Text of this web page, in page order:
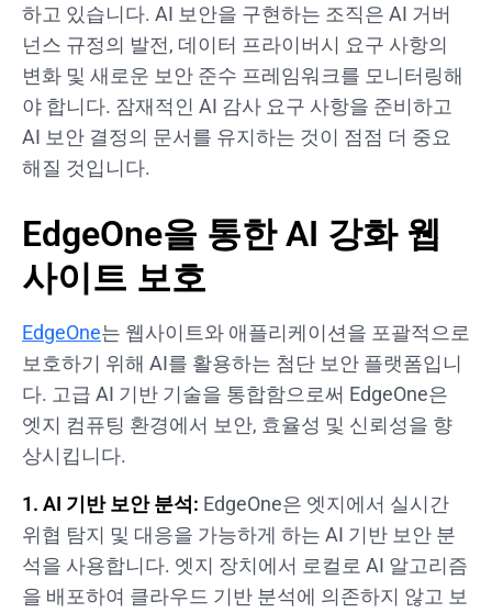
하고 있습니다. AI 보안을 구현하는 조직은 AI 거버
넌스 규정의 발전, 데이터 프라이버시 요구 사항의
변화 및 새로운 보안 준수 프레임워크를 모니터링해
야 합니다. 잠재적인 AI 감사 요구 사항을 준비하고
AI 보안 결정의 문서를 유지하는 것이 점점 더 중요
해질 것입니다.
EdgeOne을 통한 AI 강화 웹
사이트 보호
EdgeOne는 웹사이트와 애플리케이션을 포괄적으로
보호하기 위해 AI를 활용하는 첨단 보안 플랫폼입니
다. 고급 AI 기반 기술을 통합함으로써 EdgeOne은
엣지 컴퓨팅 환경에서 보안, 효율성 및 신뢰성을 향
상시킵니다.
1. AI 기반 보안 분석: EdgeOne은 엣지에서 실시간
위협 탐지 및 대응을 가능하게 하는 AI 기반 보안 분
석을 사용합니다. 엣지 장치에서 로컬로 AI 알고리즘
을 배포하여 클라우드 기반 분석에 의존하지 않고 보